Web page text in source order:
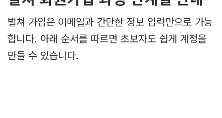
벌쳐 가입은 이메일과 간단한 정보 입력만으로 가능
합니다. 아래 순서를 따르면 초보자도 쉽게 계정을
만들 수 있습니다.